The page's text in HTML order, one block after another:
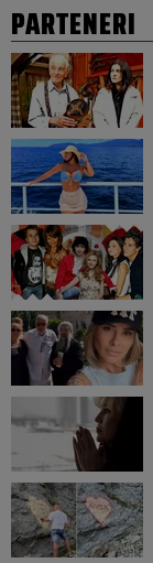
PARTENERI